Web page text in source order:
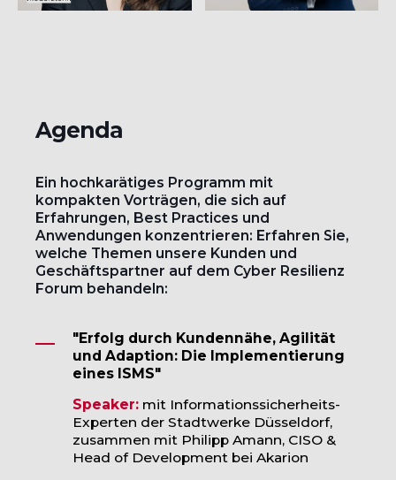
Agenda
Ein hochkarätiges Programm mit
kompakten Vorträgen, die sich auf
Erfahrungen, Best Practices und
Anwendungen konzentrieren: Erfahren Sie,
welche Themen unsere Kunden und
Geschäftspartner auf dem Cyber Resilienz
Forum behandeln:
"Erfolg durch Kundennähe, Agilität
und Adaption: Die Implementierung
eines ISMS"
Speaker: mit Informationssicherheits-
Experten der Stadtwerke Düsseldorf,
zusammen mit Philipp Amann, CISO &
Head of Development bei Akarion